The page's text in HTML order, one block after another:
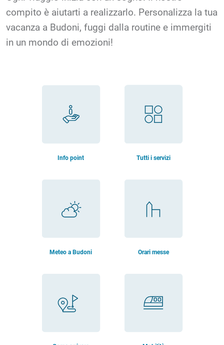
compito è aiutarti a realizzarlo. Personalizza la tua
vacanza a Budoni, fuggi dalla routine e immergiti
in un mondo di emozioni!
Info point Tutti i servizi
Meteo a Budoni Orari messe